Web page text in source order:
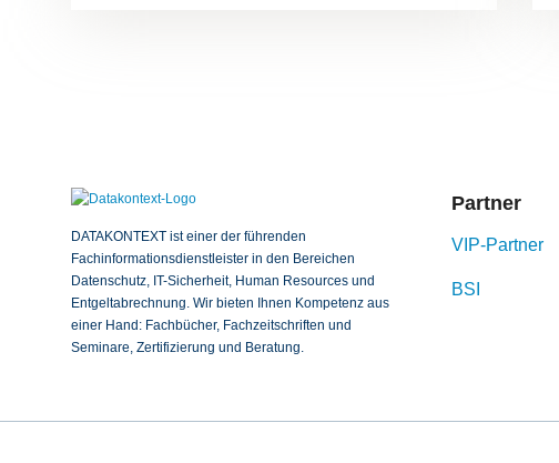
DATAKONTEXT ist einer der führenden
Fachinformationsdienstleister in den Bereichen
Datenschutz, IT-Sicherheit, Human Resources und
Entgeltabrechnung. Wir bieten Ihnen Kompetenz aus
einer Hand: Fachbücher, Fachzeitschriften und
Seminare, Zertifizierung und Beratung.
Partner
VIP-Partner
BSI